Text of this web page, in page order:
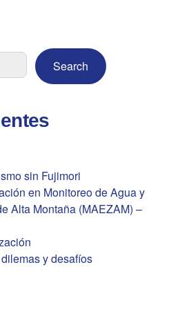
sin Fujimori
en Monitoreo de Agua y
Alta Montaña (MAEZAM) –
y desafíos